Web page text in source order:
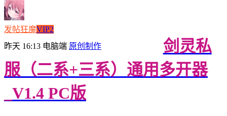
发帖狂魔VIP2
昨天 16:13 电脑端 原创制作
剑灵私
服（二系+三系）通用多开器
_V1.4 PC版